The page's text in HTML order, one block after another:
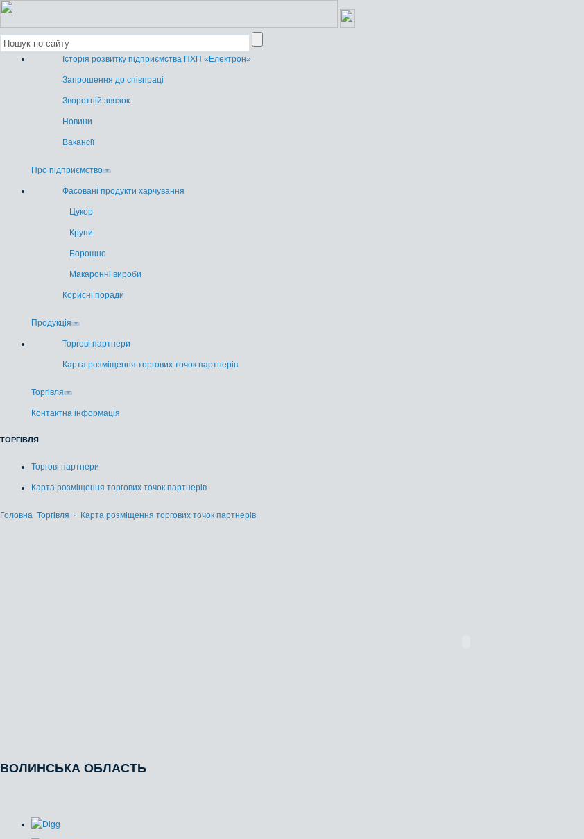
Історія розвитку підприємства ПХП «Електрон»
Запрошення до співпраці
Зворотній звязок
Новини
Вакансії
Про підприємство
Фасовані продукти харчування
Цукор
Крупи
Борошно
Макаронні вироби
Корисні поради
Продукція
Торгові партнери
Карта розміщення торгових точок партнерів
Торгівля
Контактна інформація
ТОРГІВЛЯ
Торгові партнери
Карта розміщення торгових точок партнерів
Головна Торгівля Карта розміщення торгових точок партнерів
ВОЛИНСЬКА ОБЛАСТЬ